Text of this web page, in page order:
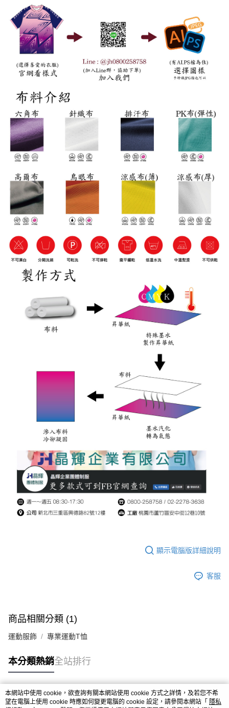
顯示電腦版詳細說明
客服
商品相關分類 (1)
運動服飾 專業運動T恤
本分類熱銷全站排行
熱門標籤
本網站中使用 cookie，欲查詢有關本網站使用 cookie 方式之詳情，及若您不希
望在電腦上使用 cookie 時應如何變更電腦的 cookie 設定，請參閱本網站「 隱私